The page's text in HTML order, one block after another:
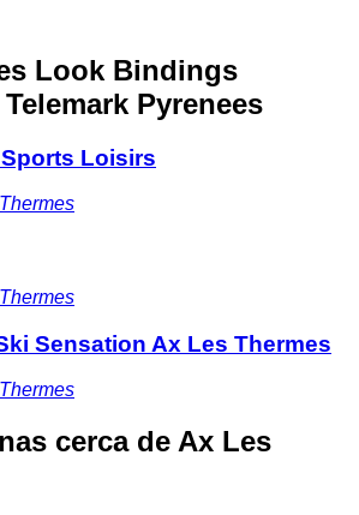
Look Bindings
Telemark Pyrenees
Loisirs
Sensation Ax Les Thermes
cerca de Ax Les